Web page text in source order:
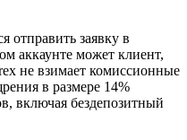
отправить заявку в
аккаунте может клиент,
не взимает комиссионные
в размере 14%
включая бездепозитный